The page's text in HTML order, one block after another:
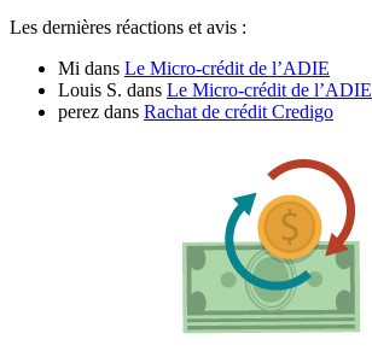
Les dernières réactions et avis :
Mi dans Le Micro-crédit de l’ADIE
Louis S. dans Le Micro-crédit de l’ADIE
perez dans Rachat de crédit Credigo